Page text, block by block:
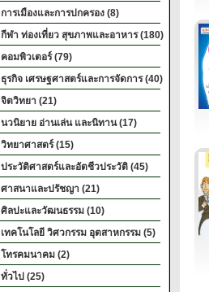
การเมืองและการปกครอง (8)
กีฬา ท่องเที่ยว สุขภาพและอาหาร (180)
คอมพิวเตอร์ (79)
ธุรกิจ เศรษฐศาสตร์และการจัดการ (40)
จิตวิทยา (21)
นวนิยาย อ่านเล่น และนิทาน (17)
วิทยาศาสตร์ (15)
ประวัติศาสตร์และอัตชีวประวัติ (45)
ศาสนาและปรัชญา (21)
ศิลปะและวัฒนธรรม (10)
เทคโนโลยี วิศวกรรม อุตสาหกรรม (5)
โทรคมนาคม (2)
ทั่วไป (25)